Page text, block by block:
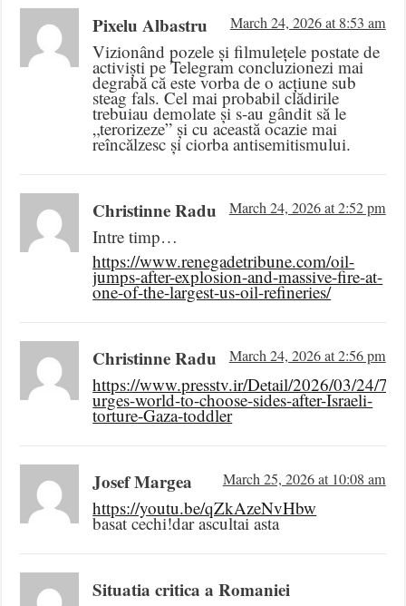
Pixelu Albastru March 24, 2026 at 8:53 am
Vizionând pozele și filmulețele postate de
activiști pe Telegram concluzionezi mai
degrabă că este vorba de o acțiune sub
steag fals. Cel mai probabil clădirile
trebuiau demolate și s-au gândit să le
„terorizeze” și cu această ocazie mai
reîncălzesc și ciorba antisemitismului.
Christinne Radu March 24, 2026 at 2:52 pm
Intre timp…
https://www.renegadetribune.com/oil-
jumps-after-explosion-and-massive-fire-at-
one-of-the-largest-us-oil-refineries/
Christinne Radu March 24, 2026 at 2:56 pm
https://www.presstv.ir/Detail/2026/03/24/
urges-world-to-choose-sides-after-Israeli-
torture-Gaza-toddler
Josef Margea March 25, 2026 at 10:08 am
https://youtu.be/qZkAzeNvHbw
basat cechi!dar ascultai asta
Situatia critica a Romaniei